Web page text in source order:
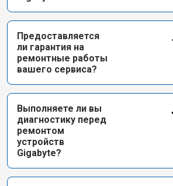
Предоставляется
ли гарантия на
ремонтные работы
вашего сервиса?
Выполняете ли вы
диагностику перед
ремонтом
устройств
Gigabyte?